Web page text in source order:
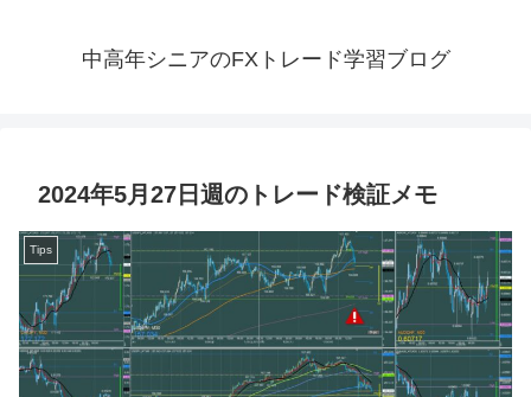
中高年シニアのFXトレード学習ブログ
2024年5月27日週のトレード検証メモ
Tips